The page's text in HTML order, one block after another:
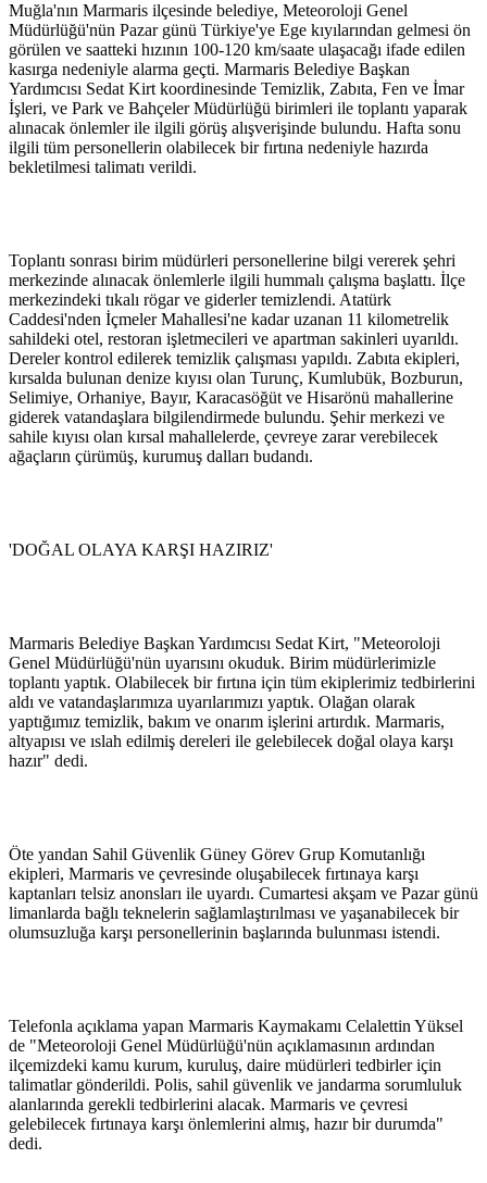
Muğla'nın Marmaris ilçesinde belediye, Meteoroloji Genel
Müdürlüğü'nün Pazar günü Türkiye'ye Ege kıyılarından gelmesi ön
görülen ve saatteki hızının 100-120 km/saate ulaşacağı ifade edilen
kasırga nedeniyle alarma geçti. Marmaris Belediye Başkan
Yardımcısı Sedat Kirt koordinesinde Temizlik, Zabıta, Fen ve İmar
İşleri, ve Park ve Bahçeler Müdürlüğü birimleri ile toplantı yaparak
alınacak önlemler ile ilgili görüş alışverişinde bulundu. Hafta sonu
ilgili tüm personellerin olabilecek bir fırtına nedeniyle hazırda
bekletilmesi talimatı verildi.
Toplantı sonrası birim müdürleri personellerine bilgi vererek şehri
merkezinde alınacak önlemlerle ilgili hummalı çalışma başlattı. İlçe
merkezindeki tıkalı rögar ve giderler temizlendi. Atatürk
Caddesi'nden İçmeler Mahallesi'ne kadar uzanan 11 kilometrelik
sahildeki otel, restoran işletmecileri ve apartman sakinleri uyarıldı.
Dereler kontrol edilerek temizlik çalışması yapıldı. Zabıta ekipleri,
kırsalda bulunan denize kıyısı olan Turunç, Kumlubük, Bozburun,
Selimiye, Orhaniye, Bayır, Karacasöğüt ve Hisarönü mahallerine
giderek vatandaşlara bilgilendirmede bulundu. Şehir merkezi ve
sahile kıyısı olan kırsal mahallelerde, çevreye zarar verebilecek
ağaçların çürümüş, kurumuş dalları budandı.
'DOĞAL OLAYA KARŞI HAZIRIZ'
Marmaris Belediye Başkan Yardımcısı Sedat Kirt, "Meteoroloji
Genel Müdürlüğü'nün uyarısını okuduk. Birim müdürlerimizle
toplantı yaptık. Olabilecek bir fırtına için tüm ekiplerimiz tedbirlerini
aldı ve vatandaşlarımıza uyarılarımızı yaptık. Olağan olarak
yaptığımız temizlik, bakım ve onarım işlerini artırdık. Marmaris,
altyapısı ve ıslah edilmiş dereleri ile gelebilecek doğal olaya karşı
hazır" dedi.
Öte yandan Sahil Güvenlik Güney Görev Grup Komutanlığı
ekipleri, Marmaris ve çevresinde oluşabilecek fırtınaya karşı
kaptanları telsiz anonsları ile uyardı. Cumartesi akşam ve Pazar günü
limanlarda bağlı teknelerin sağlamlaştırılması ve yaşanabilecek bir
olumsuzluğa karşı personellerinin başlarında bulunması istendi.
Telefonla açıklama yapan Marmaris Kaymakamı Celalettin Yüksel
de "Meteoroloji Genel Müdürlüğü'nün açıklamasının ardından
ilçemizdeki kamu kurum, kuruluş, daire müdürleri tedbirler için
talimatlar gönderildi. Polis, sahil güvenlik ve jandarma sorumluluk
alanlarında gerekli tedbirlerini alacak. Marmaris ve çevresi
gelebilecek fırtınaya karşı önlemlerini almış, hazır bir durumda"
dedi.